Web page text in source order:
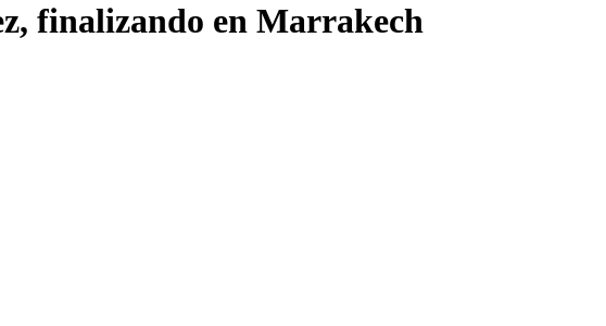
finalizando en Marrakech